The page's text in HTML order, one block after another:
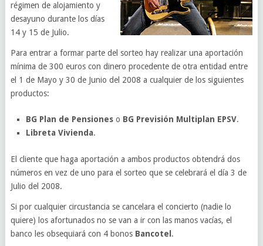
régimen de alojamiento y
desayuno durante los días
14 y 15 de Julio.
Para entrar a formar parte del sorteo hay realizar una aportación
mínima de 300 euros con dinero procedente de otra entidad entre
el 1 de Mayo y 30 de Junio del 2008 a cualquier de los siguientes
productos:
BG Plan de Pensiones o BG Previsión Multiplan EPSV.
Libreta Vivienda.
El cliente que haga aportación a ambos productos obtendrá dos
números en vez de uno para el sorteo que se celebrará el día 3 de
Julio del 2008.
Si por cualquier circustancia se cancelara el concierto (nadie lo
quiere) los afortunados no se van a ir con las manos vacías, el
banco les obsequiará con 4 bonos Bancotel .